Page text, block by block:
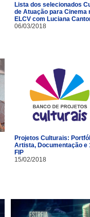
Lista dos selecionados
de Atuação para Cinema
ELCV com Luciana
06/03/2018
Projetos Culturais:
Artista, Documentação e
FIP
15/02/2018